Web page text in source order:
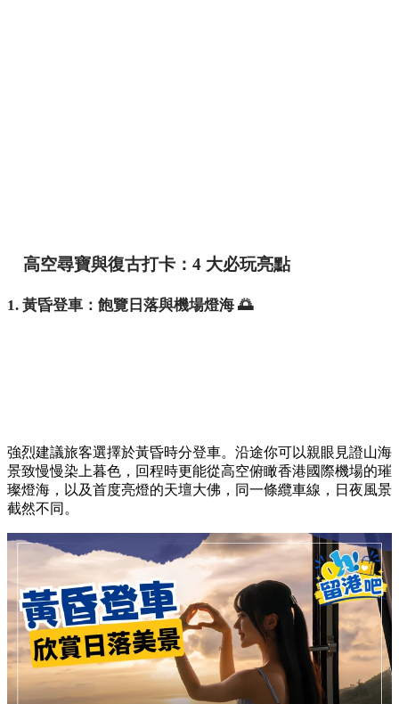
高空尋寶與復古打卡：4 大必玩亮點
1. 黃昏登車：飽覽日落與機場燈海 🌅
強烈建議旅客選擇於黃昏時分登車。沿途你可以親眼見證山海
景致慢慢染上暮色，回程時更能從高空俯瞰香港國際機場的璀
璨燈海，以及首度亮燈的天壇大佛，同一條纜車線，日夜風景
截然不同。